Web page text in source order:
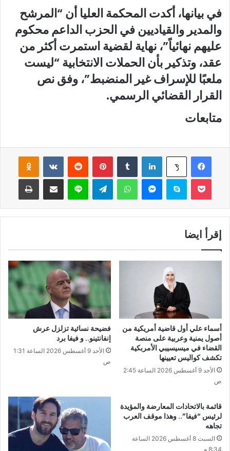
في بيانها، أكدت المحكمة العليا أن “المرشح
والمدير والقياديين في الحزب الداعم محكوم
عليهم نهائياً”، نهاية لقضية استمرت أكثر من
عقد، وتذكير بأن الحملات الانتخابية “ليست
ملعبًا للإسراف غير المنضبط”، وفق نص
القرار القضائي الرسمي.
متابعات
فيسبوك ‫X لينكدإن بينتيريست
سكايب واتساب لاين
إقرأ ايضا
أسماء علي أول قاضية أمريكية من
أصول يمنية وعربية على منصة
القضاء في ميسيسيبي الأمربكية
تكشف كواليس تعيينها
الأحد 9 أغسطس 2026 الساعة 2:45
ص
فضيحة نسائية تزلزل عرش
إنفانتينو.. و فيفا برد
الأحد 9 أغسطس 2026 الساعة 1:31
ص
قائمة بالاتحادات المعارضة والمؤيدة
لرئيس “فيفا”.. وهذا موقف العرب
تجاهه
السبت 8 أغسطس 2026 الساعة
8:34 م